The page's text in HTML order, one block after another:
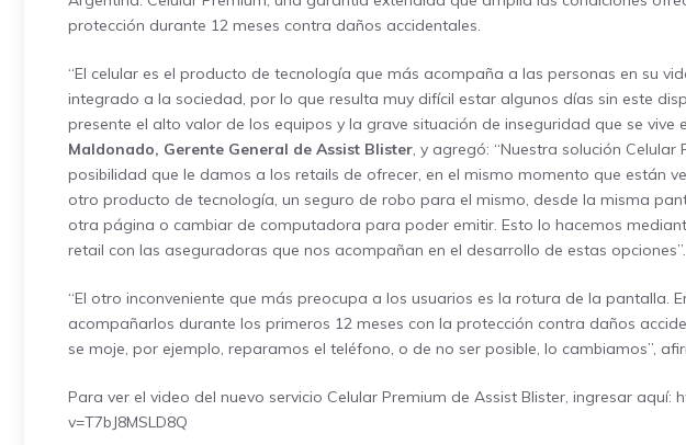
protección durante 12 meses contra daños accidentales.
“El celular es el producto de tecnología que más acompaña a las personas en su
integrado a la sociedad, por lo que resulta muy difícil estar algunos días sin este
presente el alto valor de los equipos y la grave situación de inseguridad que se vive
Maldonado, Gerente General de Assist Blister, y agregó: “Nuestra solución
posibilidad que le damos a los retails de ofrecer, en el mismo momento que están
otro producto de tecnología, un seguro de robo para el mismo, desde la misma
otra página o cambiar de computadora para poder emitir. Esto lo hacemos
retail con las aseguradoras que nos acompañan en el desarrollo de estas opciones”.
“El otro inconveniente que más preocupa a los usuarios es la rotura de la pantalla.
acompañarlos durante los primeros 12 meses con la protección contra daños
se moje, por ejemplo, reparamos el teléfono, o de no ser posible, lo cambiamos”,
Para ver el video del nuevo servicio Celular Premium de Assist Blister, ingresar aquí:
v=T7bJ8MSLD8Q